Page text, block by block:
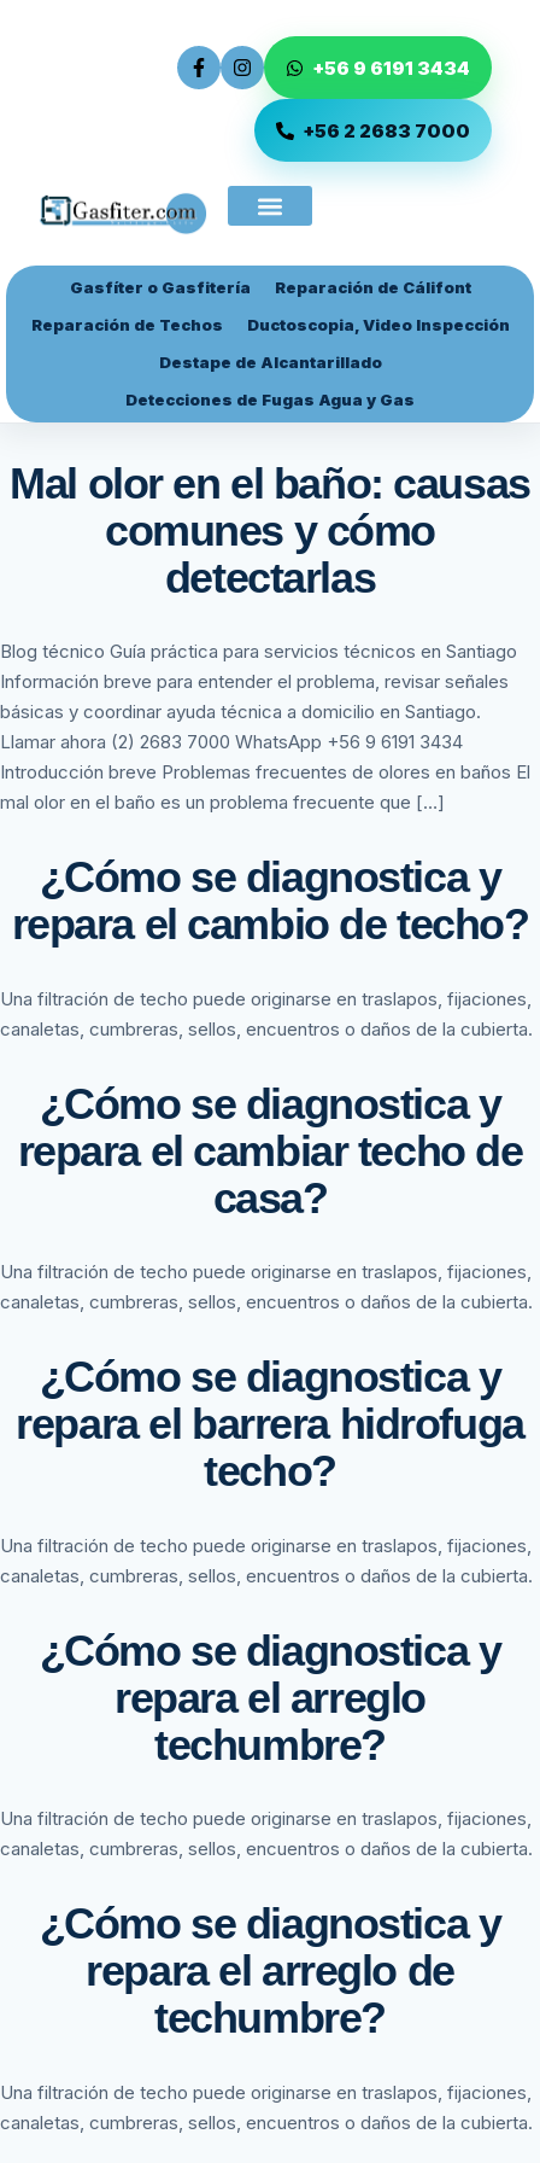
+56 9 6191 3434
+56 2 2683 7000
Gasfíter o Gasfitería
Reparación de Cálifont
Reparación de Techos
Ductoscopia, Video Inspección
Destape de Alcantarillado
Detecciones de Fugas Agua y Gas
Mal olor en el baño: causas
comunes y cómo
detectarlas
Blog técnico Guía práctica para servicios técnicos en Santiago
Información breve para entender el problema, revisar señales
básicas y coordinar ayuda técnica a domicilio en Santiago.
Llamar ahora (2) 2683 7000 WhatsApp +56 9 6191 3434
Introducción breve Problemas frecuentes de olores en baños El
mal olor en el baño es un problema frecuente que […]
¿Cómo se diagnostica y
repara el cambio de techo?
Una filtración de techo puede originarse en traslapos, fijaciones,
canaletas, cumbreras, sellos, encuentros o daños de la cubierta.
¿Cómo se diagnostica y
repara el cambiar techo de
casa?
Una filtración de techo puede originarse en traslapos, fijaciones,
canaletas, cumbreras, sellos, encuentros o daños de la cubierta.
¿Cómo se diagnostica y
repara el barrera hidrofuga
techo?
Una filtración de techo puede originarse en traslapos, fijaciones,
canaletas, cumbreras, sellos, encuentros o daños de la cubierta.
¿Cómo se diagnostica y
repara el arreglo
techumbre?
Una filtración de techo puede originarse en traslapos, fijaciones,
canaletas, cumbreras, sellos, encuentros o daños de la cubierta.
¿Cómo se diagnostica y
repara el arreglo de
techumbre?
Una filtración de techo puede originarse en traslapos, fijaciones,
canaletas, cumbreras, sellos, encuentros o daños de la cubierta.